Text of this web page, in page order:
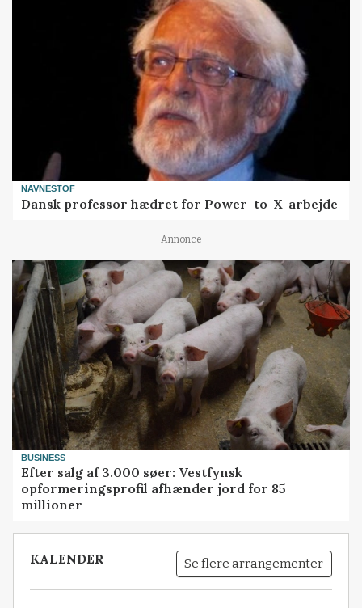
NAVNESTOF
Dansk professor hædret for Power-to-X-arbejde
Annonce
BUSINESS
Efter salg af 3.000 søer: Vestfynsk
opformeringsprofil afhænder jord for 85
millioner
KALENDER Se flere arrangementer